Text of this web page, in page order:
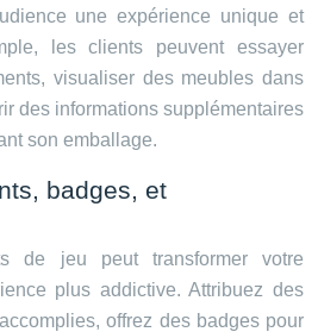
une expérience unique et
les clients peuvent essayer
visualiser des meubles dans
des informations supplémentaires
son emballage.
badges, et
de jeu peut transformer votre
plus addictive. Attribuez des
offrez des badges pour